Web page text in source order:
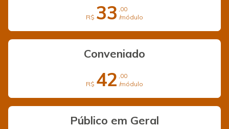
R$ 33 ,00
/módulo
Conveniado
R$ 42 ,00
/módulo
Público em Geral